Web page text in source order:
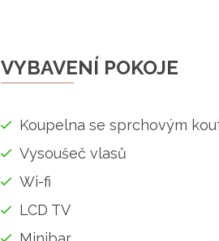
VYBAVENÍ POKOJE
Koupelna se sprchovým
Vysoušeč vlasů
Wi-fi
LCD TV